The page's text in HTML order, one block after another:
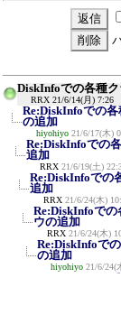
DiskInfoでの各種
RRX 21/6/14(月) 7:26
Re:DiskInfoでの
の追加
hiyohiyo 21/6/17(木)
Re:DiskInfoでの
追加
RRX 21/6/19(土)
Re:DiskInfoでの
追加
RRX 21/6/24(木)
Re:DiskInfoで
ウの追加
RRX 21/6/24(木)
Re:DiskInfoで
の追加
hiyohiyo 21/6/24(
Re:DiskMark